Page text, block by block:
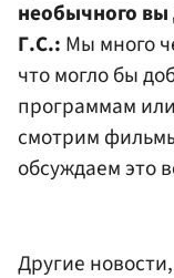
необычного вы
Г.С.: Мы много
что могло бы
программам
смотрим
обсуждаем это
Другие